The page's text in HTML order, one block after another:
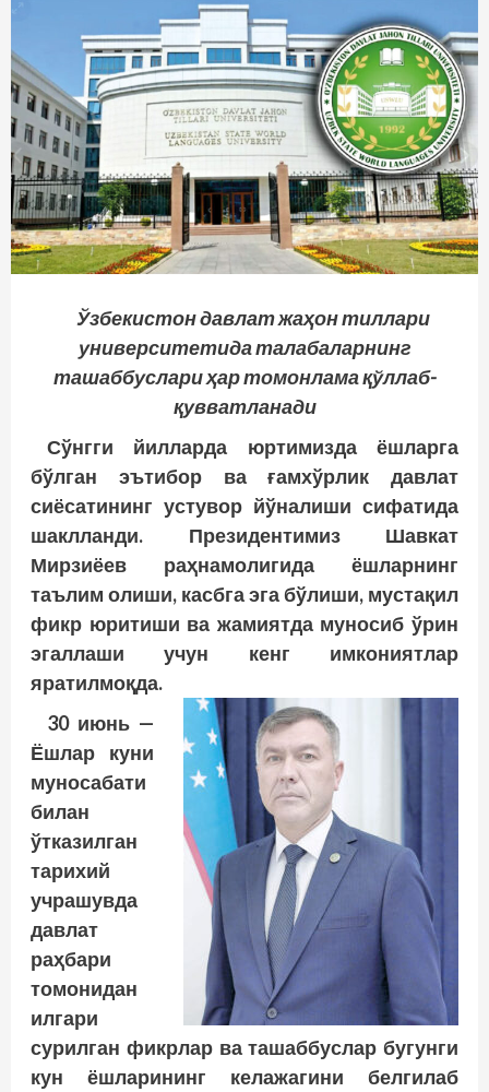
Ўзбекистон давлат жаҳон тиллари
университетида талабаларнинг
ташаббуслариҳар томонлама қўллаб-
қувватланади
Сўнгги йилларда юртимизда ёшларга
бўлган эътибор ва ғамхўрлик давлат
сиёсатининг устувор йўналиши сифатида
шаклланди. Президентимиз Шавкат
Мирзиёев раҳнамолигида ёшларнинг
таълим олиши, касбга эга бўлиши, мустақил
фикр юритиши ва жамиятда муносиб ўрин
эгаллаши учун кенг имкониятлар
яратилмоқда.
30 июнь —
Ёшлар куни
муносабати
билан
ўтказилган
тарихий
учрашувда
давлат
раҳбари
томонидан
илгари
сурилган фикрлар ва ташаббуслар бугунги
кун ёшларининг келажагини белгилаб